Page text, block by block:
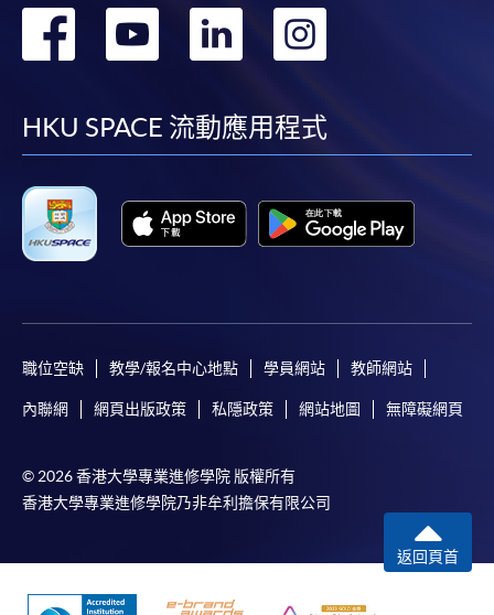
轉
facebook
轉
youtube
轉
linkedin
轉
HKU SPACE 流動應用程式
職位空缺 教學/報名中心地點 學員網站 教師網站
內聯網 網頁出版政策 私隱政策 網站地圖 無障礙網頁
© 2026 香港大學專業進修學院 版權所有
香港大學專業進修學院乃非牟利擔保有限公司
返回頁首